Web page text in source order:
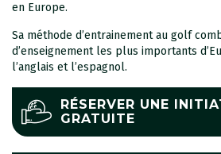
en Europe.
Sa méthode d’entrainement au golf
d’enseignement les plus importants
l’anglais et l’espagnol.
RÉSERVER UNE
GRATUITE